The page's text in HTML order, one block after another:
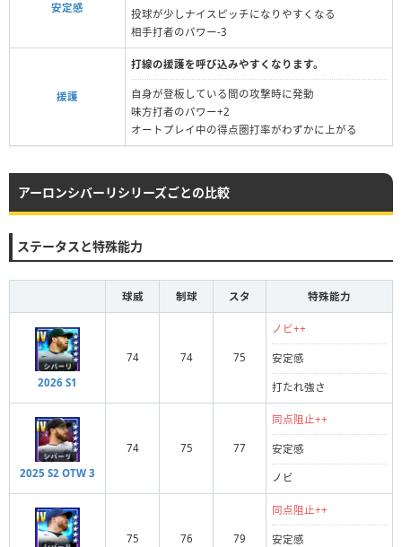
安定感
投球が少しナイスピッチになりやすくなる
相手打者のパワー-3
援護
打線の援護を呼び込みやすくなります。
自身が登板している間の攻撃時に発動
味方打者のパワー+2
オートプレイ中の得点圏打率がわずかに上がる
アーロンシバーリシリーズごとの比較
ステータスと特殊能力
球威 制球 スタ 特殊能力
2026 S1
74 74 75
ノビ++
安定感
打たれ強さ
2025 S2 OTW 3
74 75 77
同点阻止++
安定感
ノビ
75 76 79
同点阻止++
安定感